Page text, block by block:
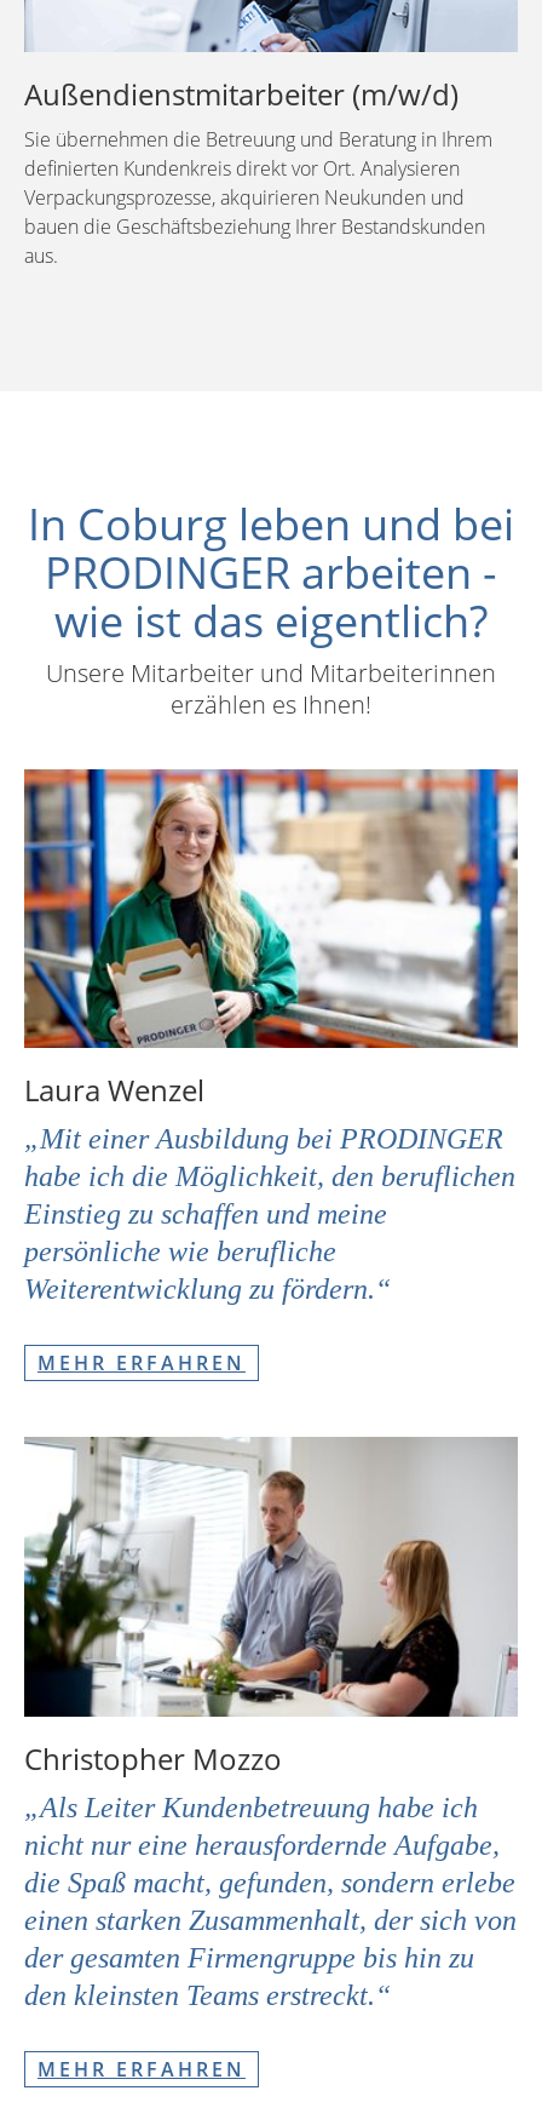
Außendienstmitarbeiter (m/w/d)
Sie übernehmen die Betreuung und Beratung in Ihrem
definierten Kundenkreis direkt vor Ort. Analysieren
Verpackungsprozesse, akquirieren Neukunden und
bauen die Geschäftsbeziehung Ihrer Bestandskunden
aus.
In Coburg leben und bei
PRODINGER arbeiten -
wie ist das eigentlich?
Unsere Mitarbeiter und Mitarbeiterinnen
erzählen es Ihnen!
Laura Wenzel
„Mit einer Ausbildung bei PRODINGER
habe ich die Möglichkeit, den beruflichen
Einstieg zu schaffen und meine
persönliche wie berufliche
Weiterentwicklung zu fördern.“
MEHR ERFAHREN
Christopher Mozzo
„Als Leiter Kundenbetreuung habe ich
nicht nur eine herausfordernde Aufgabe,
die Spaß macht, gefunden, sondern erlebe
einen starken Zusammenhalt, der sich von
der gesamten Firmengruppe bis hin zu
den kleinsten Teams erstreckt.“
MEHR ERFAHREN